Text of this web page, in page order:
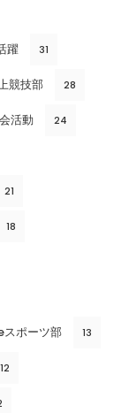
躍 31
競技部 28
活動 24
21
18
スポーツ部 13
12